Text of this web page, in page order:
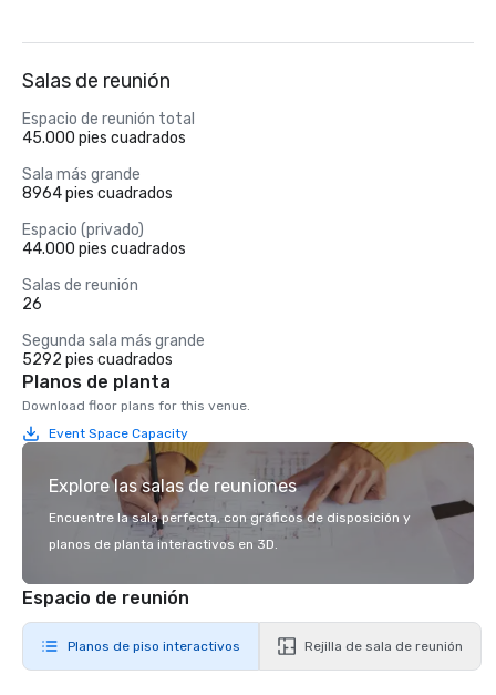
Salas de reunión
Espacio de reunión total
45.000 pies cuadrados
Sala más grande
8964 pies cuadrados
Espacio (privado)
44.000 pies cuadrados
Salas de reunión
26
Segunda sala más grande
5292 pies cuadrados
Planos de planta
Download floor plans for this venue.
Event Space Capacity
Explore las salas de reuniones
Encuentre la sala perfecta, con gráficos de disposición y
planos de planta interactivos en 3D.
Espacio de reunión
Planos de piso interactivos Rejilla de sala de reunión